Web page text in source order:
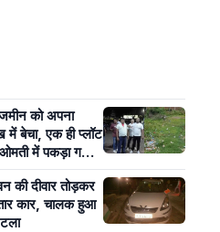
को अपना
बेचा, एक ही प्लॉट
में पकड़ा गया
की दीवार तोड़कर
कार, चालक हुआ